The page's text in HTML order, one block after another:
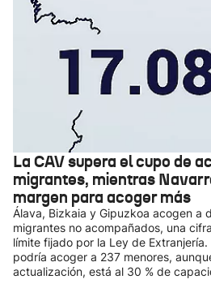
La CAV supera el cupo de
migrantes, mientras
margen para acoger más
Álava, Bizkaia y Gipuzkoa acogen a
migrantes no acompañados, una
límite fijado por la Ley de
podría acoger a 237 menores,
actualización, está al 30 % de